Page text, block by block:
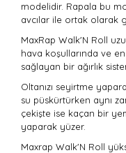
modelidir. Rapala bu
avcılar ile ortak olarak
MaxRap Walk'N Roll
hava koşullarında ve
sağlayan bir ağırlık
Oltanızı seyirtme
su püskürtürken aynı
çekişte ise kaçan bir
yaparak yüzer.
Maxrap Walk'N Roll